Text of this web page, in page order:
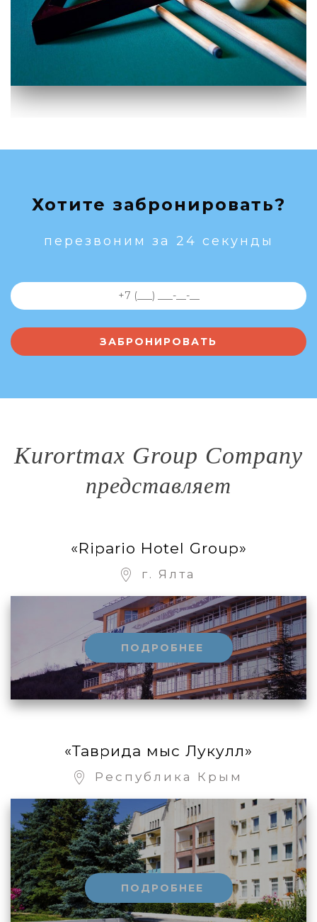
Хотите забронировать?
перезвоним за 24 секунды
Kurortmax Group Company
представляет
«Ripario Hotel Group»
г. Ялта
ПОДРОБНЕЕ
«Таврида мыс Лукулл»
Республика Крым
ПОДРОБНЕЕ